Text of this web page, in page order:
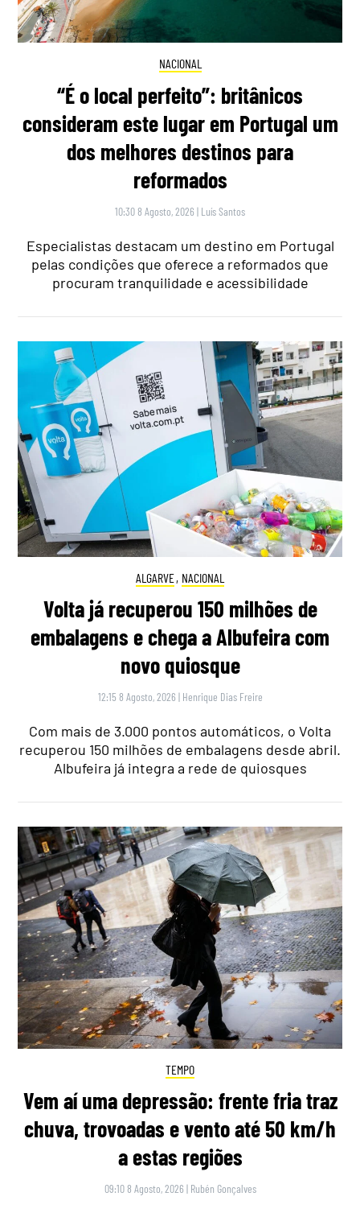
NACIONAL
“É o local perfeito”: britânicos
consideram este lugar em Portugal um
dos melhores destinos para
reformados
10:30 8 Agosto, 2026 | Luís Santos
Especialistas destacam um destino em Portugal
pelas condições que oferece a reformados que
procuram tranquilidade e acessibilidade
ALGARVE, NACIONAL
Volta já recuperou 150 milhões de
embalagens e chega a Albufeira com
novo quiosque
12:15 8 Agosto, 2026 | Henrique Dias Freire
Com mais de 3.000 pontos automáticos, o Volta
recuperou 150 milhões de embalagens desde abril.
Albufeira já integra a rede de quiosques
TEMPO
Vem aí uma depressão: frente fria traz
chuva, trovoadas e vento até 50 km/h
a estas regiões
09:10 8 Agosto, 2026 | Rubén Gonçalves